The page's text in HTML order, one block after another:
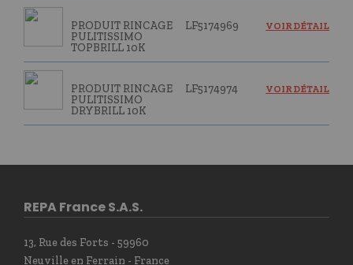
PRODUIT RINCAGE
PULITISSIMO
TOPBRILL 10K
LF5174969 VOIR DÉTAIL
PRODUIT RINCAGE
PULITISSIMO
DRYBRILL 10K
LF5174974 VOIR DÉTAIL
REPA France S.A.S.
13, Rue des Forts - 59960
Neuville en Ferrain - France